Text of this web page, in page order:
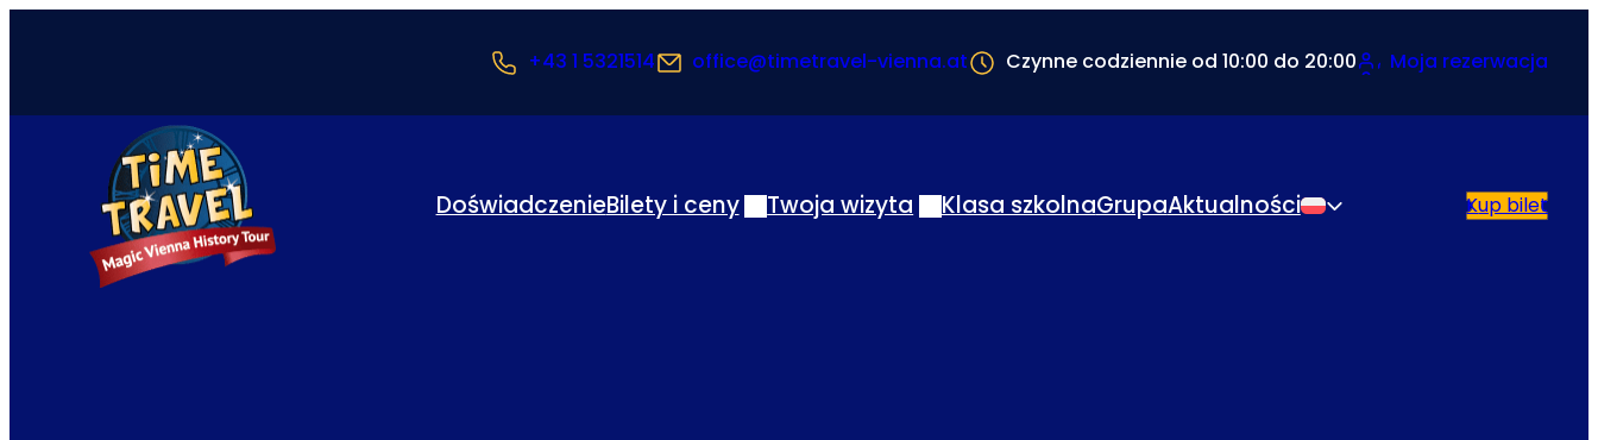
+43 1 5321514 office@timetravel-vienna.at Czynne codziennie od 10:00 do 20:00 Moja rezerwacja
DoświadczenieBilety i ceny Twoja wizyta Klasa szkolnaGrupaAktualności Polski Kup bilet